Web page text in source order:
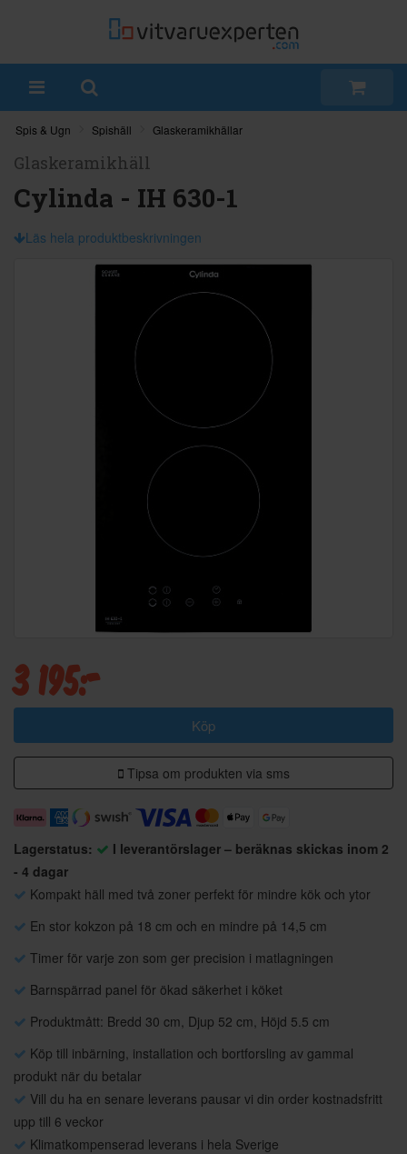
Spis & Ugn Spishäll Glaskeramikhällar
Glaskeramikhäll
Cylinda - IH 630-1
Läs hela produktbeskrivningen
3 195:-
Köp
Tipsa om produkten via sms
Lagerstatus:
I leverantörslager – beräknas skickas inom 2
- 4 dagar
Kompakt häll med två zoner perfekt för mindre kök och ytor
En stor kokzon på 18 cm och en mindre på 14,5 cm
Timer för varje zon som ger precision i matlagningen
Barnspärrad panel för ökad säkerhet i köket
Produktmått: Bredd 30 cm, Djup 52 cm, Höjd 5.5 cm
Köp till inbärning, installation och bortforsling av gammal
produkt när du betalar
Vill du ha en senare leverans pausar vi din order kostnadsfritt
upp till 6 veckor
Klimatkompenserad leverans i hela Sverige